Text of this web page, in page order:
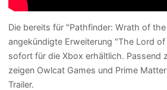
Die bereits für "Pathfinder: Wrath of
angekündigte Erweiterung "The Lord
sofort für die Xbox erhältlich. Passend
zeigen Owlcat Games und Prime
Trailer.